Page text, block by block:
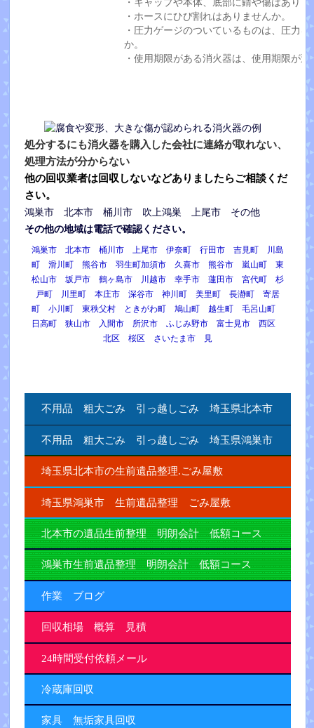
・ホースにひび割れはありませんか。
・圧力ゲージのついているものは、圧力
か。
・使用期限がある消火器は、使用期限が
処分するにも消火器を購入した会社に連絡が取れない、
処理方法が分からない
他の回収業者は回収しないなどありましたらご相談くだ
さい。
鴻巣市 北本市 桶川市 吹上鴻巣 上尾市 その他
その他の地域は電話で確認ください。
鴻巣市 北本市 桶川市 上尾市 伊奈町 行田市 吉見町 川島
町 滑川町 熊谷市 羽生町加須市 久喜市 熊谷市 嵐山町 東
松山市 坂戸市 鶴ヶ島市 川越市 幸手市 蓮田市 宮代町 杉
戸町 川里町 本庄市 深谷市 神川町 美里町 長瀞町 寄居
町 小川町 東秩父村 ときがわ町 鳩山町 越生町 毛呂山町
日高町 狭山市 入間市 所沢市 ふじみ野市 富士見市 西区
北区 桜区 さいたま市 見
不用品 粗大ごみ 引っ越しごみ 埼玉県北本市
不用品 粗大ごみ 引っ越しごみ 埼玉県鴻巣市
埼玉県北本市の生前遺品整理.ごみ屋敷
埼玉県鴻巣市 生前遺品整理 ごみ屋敷
北本市の遺品生前整理 明朗会計 低額コース
鴻巣市生前遺品整理 明朗会計 低額コース
作業 ブログ
回収相場 概算 見積
24時間受付依頼メール
冷蔵庫回収
家具 無垢家具回収